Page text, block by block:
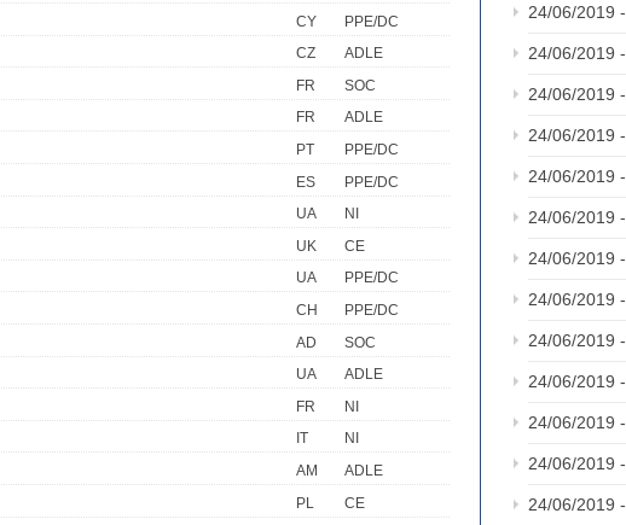
CY
PPE/DC
CZ
ADLE
FR
SOC
FR
ADLE
PT
PPE/DC
ES
PPE/DC
UA
NI
UK
CE
UA
PPE/DC
CH
PPE/DC
AD
SOC
UA
ADLE
FR
NI
IT
NI
AM
ADLE
PL
CE
24/06/2019 -
24/06/2019 -
24/06/2019 -
24/06/2019 -
24/06/2019 -
24/06/2019 -
24/06/2019 -
24/06/2019 -
24/06/2019 -
24/06/2019 -
24/06/2019 -
24/06/2019 -
24/06/2019 -